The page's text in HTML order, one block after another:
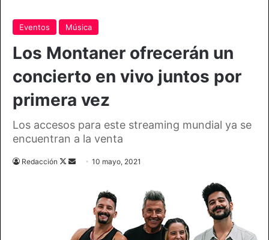
Eventos Música
Los Montaner ofrecerán un
concierto en vivo juntos por
primera vez
Los accesos para este streaming mundial ya se
encuentran a la venta
Redacción
Follow
Send10 mayo, 2021